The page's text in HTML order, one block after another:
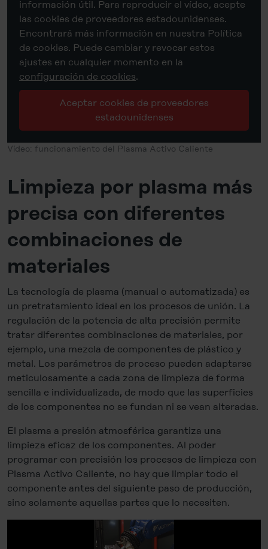
información útil. Para reproducir el vídeo, acepte
las cookies de proveedores estadounidenses.
Encontrará más información en nuestra Política
de cookies. Puede cambiar y revocar estos
ajustes en cualquier momento en la
configuración de cookies.
Aceptar cookies de proveedores
estadounidenses
Vídeo: funcionamiento del Plasma Activo Caliente
Limpieza por plasma más
precisa con diferentes
combinaciones de
materiales
La tecnología de plasma (manual o automatizada) es
un pretratamiento ideal en los procesos de unión. La
regulación de la potencia de alta precisión permite
tratar diferentes combinaciones de materiales, por
ejemplo, una mezcla de componentes de plástico y
metal. Los parámetros de proceso pueden adaptarse
meticulosamente a cada zona de limpieza de forma
sencilla e individualizada, de modo que las superficies
de los componentes no se fundan ni se vean alteradas.
El plasma a presión atmosférica garantiza una
limpieza eficaz de los componentes. Al poder
programar con precisión los procesos de limpieza con
Plasma Activo Caliente, no hay que limpiar todo el
componente antes del siguiente paso de producción,
sino solamente aquellas partes que lo necesiten.